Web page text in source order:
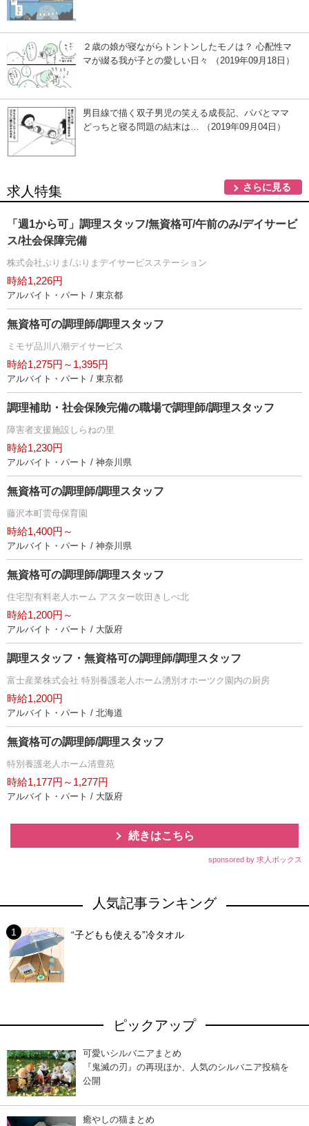
２歳の娘が寝ながらトントンしたモノは？ 心配性マ
マが綴る我が子との愛しい日々 （2019年09月18日）
男目線で描く双子男児の笑える成長記、パパとママ
どっちと寝る問題の結末は… （2019年09月04日）
求人特集 さらに見る
「週1から可」調理スタッフ/無資格可/午前のみ/デイサービ
ス/社会保障完備
株式会社ぷりま/ぷりまデイサービスステーション
時給1,226円
アルバイト・パート / 東京都
無資格可の調理師/調理スタッフ
ミモザ品川八潮デイサービス
時給1,275円～1,395円
アルバイト・パート / 東京都
調理補助・社会保険完備の職場で調理師/調理スタッフ
障害者支援施設しらねの里
時給1,230円
アルバイト・パート / 神奈川県
無資格可の調理師/調理スタッフ
藤沢本町雲母保育園
時給1,400円～
アルバイト・パート / 神奈川県
無資格可の調理師/調理スタッフ
住宅型有料老人ホーム アスター吹田きしべ北
時給1,200円～
アルバイト・パート / 大阪府
調理スタッフ・無資格可の調理師/調理スタッフ
富士産業株式会社 特別養護老人ホーム湧別オホーツク園内の厨房
時給1,200円
アルバイト・パート / 北海道
無資格可の調理師/調理スタッフ
特別養護老人ホーム清豊苑
時給1,177円～1,277円
アルバイト・パート / 大阪府
続きはこちら
sponsored by 求人ボックス
人気記事ランキング
“子どもも使える”冷タオル
ピックアップ
可愛いシルバニアまとめ
『鬼滅の刃』の再現ほか、人気のシルバニア投稿を
公開
癒やしの猫まとめ